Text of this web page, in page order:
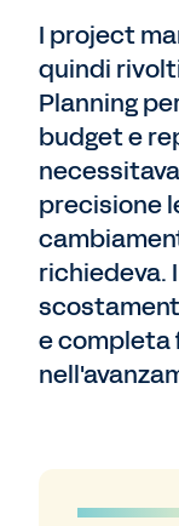
I project
quindi
Planning
budget e
precisione
richiedeva.
e completa